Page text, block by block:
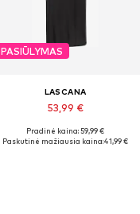
PASIŪLYMAS
LASCANA
53,99 €
Pradinė kaina: 59,99 €
Paskutinė mažiausia kaina:41,99 €